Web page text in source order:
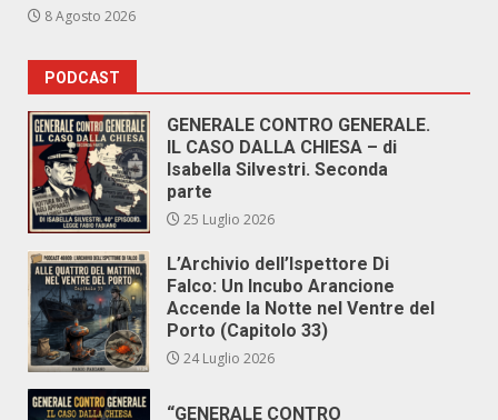
8 Agosto 2026
PODCAST
GENERALE CONTRO GENERALE.
IL CASO DALLA CHIESA – di
Isabella Silvestri. Seconda
parte
25 Luglio 2026
L’Archivio dell’Ispettore Di
Falco: Un Incubo Arancione
Accende la Notte nel Ventre del
Porto (Capitolo 33)
24 Luglio 2026
“GENERALE CONTRO